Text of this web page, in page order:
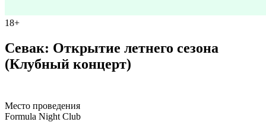
18+
Севак: Открытие летнего сезона
(Клубный концерт)
Место проведения
Formula Night Club